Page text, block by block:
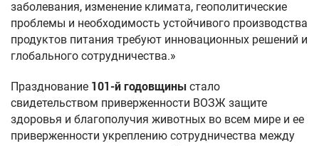
заболевания, изменение климата, геополитические
проблемы и необходимость устойчивого производства
продуктов питания требуют инновационных решений и
глобального сотрудничества.»
Празднование 101-й годовщиныстало
свидетельством приверженности ВОЗЖ защите
здоровья и благополучия животных во всем мире и ее
приверженности укреплению сотрудничества между